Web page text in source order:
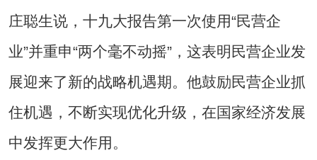
庄聪生说，十九大报告第一次使用“民营企
业”并重申“两个毫不动摇”，这表明民营企业发
展迎来了新的战略机遇期。他鼓励民营企业抓
住机遇，不断实现优化升级，在国家经济发展
中发挥更大作用。